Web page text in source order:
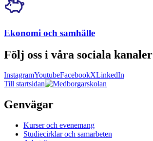
Ekonomi och samhälle
Följ oss i våra sociala kanaler
InstagramYoutubeFacebookXLinkedIn
Till startsidan
Genvägar
Kurser och evenemang
Studiecirklar och samarbeten